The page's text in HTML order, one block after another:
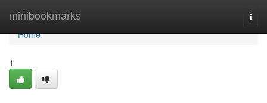
minibookmarks
Home
Home
1